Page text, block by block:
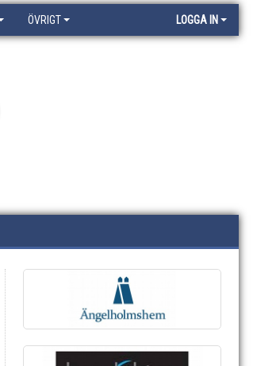
ÖVRIGT LOGGA IN